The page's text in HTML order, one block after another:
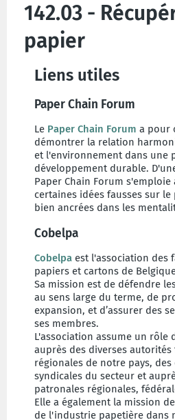
142.03 -
papier
Liens utiles
Paper Chain Forum
Le Paper Chain Forum a pour
démontrer la relation
et l'environnement dans une
développement durable.
Paper Chain Forum
certaines idées fausses sur
bien ancrées dans les
Cobelpa
Cobelpa est l'association des
papiers et cartons de
Sa mission est de défendre
au sens large du terme, de
expansion, et d’assurer des
ses membres.
L'association assume un rôle
auprès des diverses autorités
régionales de notre pays,
syndicales du secteur et
patronales régionales,
Elle a également la mission
de l'industrie papetière dans